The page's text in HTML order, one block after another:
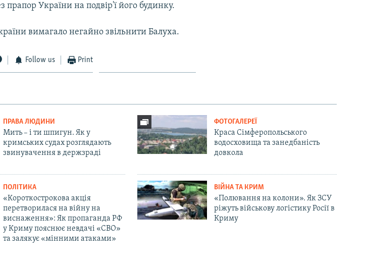
прапор України на подвір'ї його будинку.
вимагало негайно звільнити Балуха.
Follow us Print
ПРАВА ЛЮДИНИ
Мить – і ти шпигун. Як у
кримських судах розглядають
звинувачення в держзраді
ФОТОГАЛЕРЕЇ
Краса Сімферопольського
водосховища та занедбаність
довкола
ПОЛІТИКА
«Короткострокова акція
перетворилася на війну на
виснаження»: Як пропаганда РФ
у Криму пояснює невдачі «СВО»
та залякує «мінними атаками»
ВІЙНА ТА КРИМ
«Полювання на колони». Як ЗСУ
ріжуть військову логістику Росії в
Криму